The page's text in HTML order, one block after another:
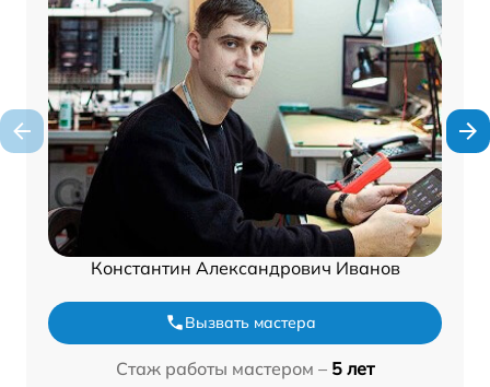
Константин Александрович Иванов
Вызвать мастера
Стаж работы мастером – 5 лет